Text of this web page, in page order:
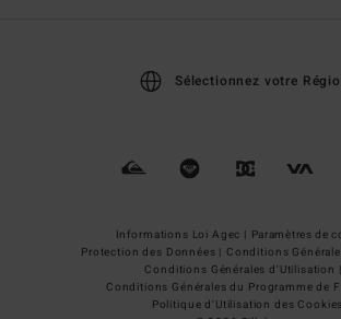
Sélectionnez votre
Informations Loi Agec | Paramètres de
Protection des Données | Conditions
Conditions Générales d'Utilisation |
Conditions Générales du Programme de
Politique d'Utilisation des Cookies